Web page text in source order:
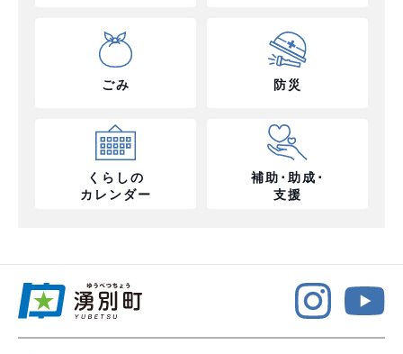
ごみ 防災
くらしの
カレンダー
補助･助成･
支援